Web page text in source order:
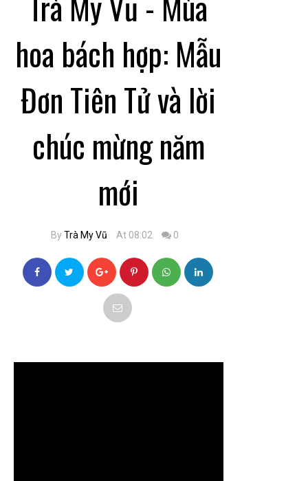
hoa bách hợp: Mẫu
Đơn Tiên Tử và lời
chúc mừng năm
mới
ByTrà My Vũ At 08:02 0